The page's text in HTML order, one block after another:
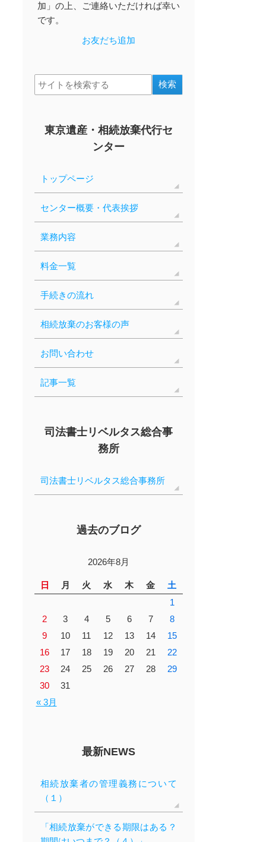
加」の上、ご連絡いただければ幸い
です。
お友だち追加
東京遺産・相続放棄代行セ
ンター
トップページ
センター概要・代表挨拶
業務内容
料金一覧
手続きの流れ
相続放棄のお客様の声
お問い合わせ
記事一覧
司法書士リベルタス総合事
務所
司法書士リベルタス総合事務所
過去のブログ
2026年8月
日 月 火 水 木 金 土
« 3月
1
2
3 4 5 6 7
8
9
10 11 12 13 14
15
16
17 18 19 20 21
22
23
24 25 26 27 28
29
30
31
最新NEWS
相続放棄者の管理義務について
（１）
「相続放棄ができる期限はある？